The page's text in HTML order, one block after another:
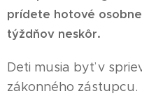
prídete hotové
týždňov neskôr.
Deti musia byť v
zákonného zástupcu.